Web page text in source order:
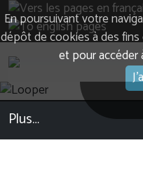
En poursuivant votre
dépôt de cookies à des fins
et pour accéder
Plus…